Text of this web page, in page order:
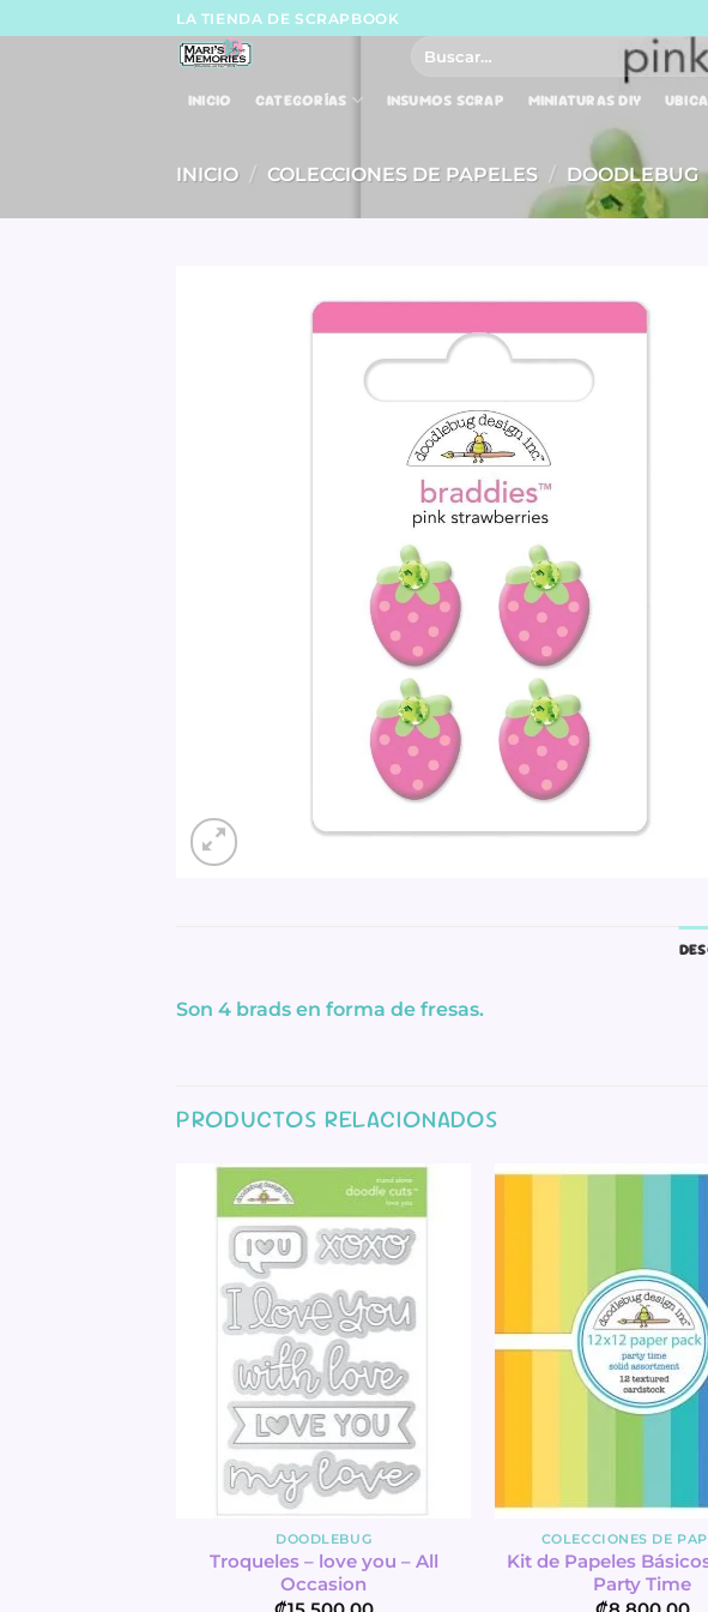
LA TIENDA DE SCRAPBOOK
INICIO CATEGORÍAS INSUMOS SCRAP MINIATURAS DIY
INICIO / COLECCIONES DE PAPELES / DOODLEBUG
Son 4 brads en forma de fresas.
PRODUCTOS RELACIONADOS
DOODLEBUG
Troqueles – love you – All
Occasion
COLECCIONES DE
Kit de Papeles
Party Time